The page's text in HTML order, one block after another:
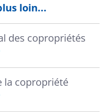
loin...
des copropriétés
la copropriété